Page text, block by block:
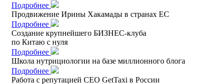
Подробнее
Продвижение Ирины Хакамады в странах ЕС
Подробнее
Создание крупнейшего БИЗНЕС-клуба
по Китаю с нуля
Подробнее
Школа нутрициологии на базе миллионного блога
Подробнее
Работа с репутацией CEO GetTaxi в России